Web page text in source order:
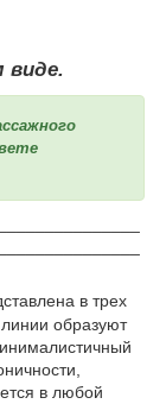
виде.
в трех
образуют
в любой